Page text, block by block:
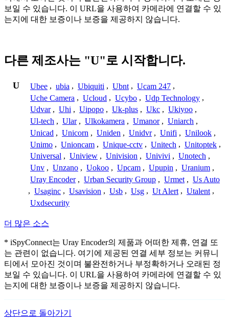
보일 수 있습니다. 이 URL을 사용하여 카메라에 연결할 수 있
는지에 대한 보증이나 보증을 제공하지 않습니다.
다른 제조사는 "U"로 시작합니다.
U Ubee , ubia , Ubiquiti , Ubnt , Ucam 247 ,
Uche Camera , Ucloud , Ucybo , Udp Technology ,
Udvar , Uhi , Uipopo , Uk-plus , Ukc , Ukiyoo ,
Ul-tech , Ular , Ulkokamera , Umanor , Uniarch ,
Unicad , Unicorn , Uniden , Unidvr , Unifi , Unilook ,
Unimo , Unioncam , Unique-cctv , Unitech , Unitoptek ,
Universal , Uniview , Univision , Univivi , Unotech ,
Unv , Unzano , Uokoo , Upcam , Upupin , Uranium ,
Uray Encoder , Urban Security Group , Urmet , Us Auto
, Usaginc , Usavision , Usb , Usg , Ut Alert , Utalent ,
Uxdsecurity
더 많은 소스
* iSpyConnect는 Uray Encoder의 제품과 어떠한 제휴, 연결 또
는 관련이 없습니다. 여기에 제공된 연결 세부 정보는 커뮤니
티에서 모아진 것이며 불완전하거나 부정확하거나 오래된 정
보일 수 있습니다. 이 URL을 사용하여 카메라에 연결할 수 있
는지에 대한 보증이나 보증을 제공하지 않습니다.
상단으로 돌아가기